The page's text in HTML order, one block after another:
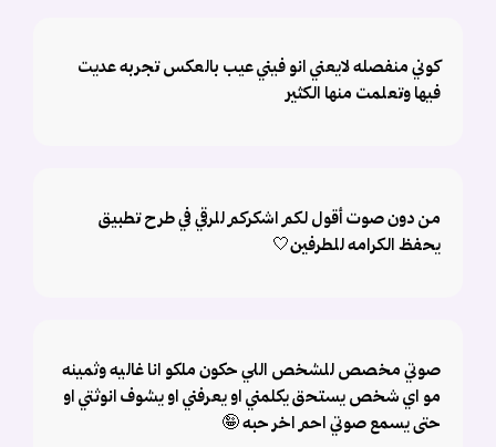
كوني منفصله لايعني انو فيني عيب بالعكس تجربه عديت
فيها وتعلمت منها الكثير
من دون صوت أقول لكم اشكركم للرقي في طرح تطبيق
يحفظ الكرامه للطرفين🤍
صوتي مخصص للشخص اللي حكون ملكو انا غاليه وثمينه
مو اي شخص يستحق يكلمني او يعرفني او يشوف انوثتي او
حتى يسمع صوتي احم اخر حبه 🤪